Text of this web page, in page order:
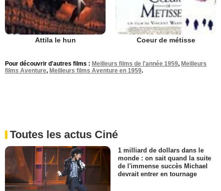
Attila le hun Coeur de métisse
Pour découvrir d'autres films : Meilleurs films de l'année 1959, Meilleurs
films Aventure, Meilleurs films Aventure en 1959.
Toutes les actus Ciné
1 milliard de dollars dans le
monde : on sait quand la suite
de l'immense succès Michael
devrait entrer en tournage